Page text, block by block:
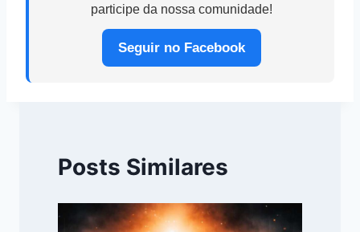
participe da nossa comunidade!
Seguir no Facebook
Posts Similares